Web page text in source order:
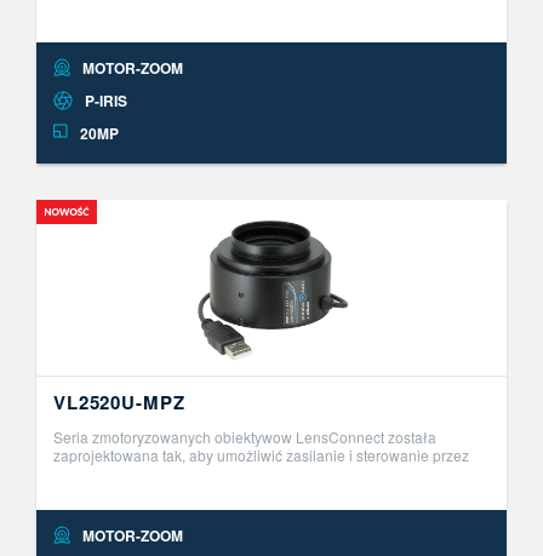
MOTOR-ZOOM
P-IRIS
20MP
VL2520U-MPZ
Seria zmotoryzowanych obiektywow LensConnect została
zaprojektowana tak, aby umożliwić zasilanie i sterowanie przez
MOTOR-ZOOM